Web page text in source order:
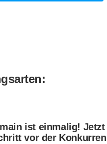
ist einmalig! Jetzt
vor der